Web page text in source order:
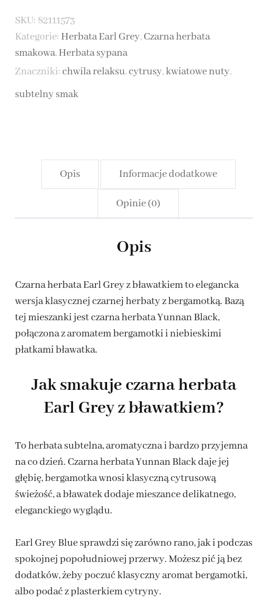
-
czarna
herbata
SKU: 82111573
Kategorie: Herbata Earl Grey,Czarna herbata
smakowa,Herbata sypana
Znaczniki:chwila relaksu,cytrusy,kwiatowe nuty,
subtelny smak
Opis Informacje dodatkowe
Opinie (0)
Opis
Czarna herbata Earl Grey z bławatkiem to elegancka
wersja klasycznej czarnej herbaty z bergamotką. Bazą
tej mieszanki jest czarna herbata Yunnan Black,
połączona z aromatem bergamotki i niebieskimi
płatkami bławatka.
Jak smakuje czarna herbata
Earl Grey z bławatkiem?
To herbata subtelna, aromatyczna i bardzo przyjemna
na co dzień. Czarna herbata Yunnan Black daje jej
głębię, bergamotka wnosi klasyczną cytrusową
świeżość, a bławatek dodaje mieszance delikatnego,
eleganckiego wyglądu.
Earl Grey Blue sprawdzi się zarówno rano, jak i podczas
spokojnej popołudniowej przerwy. Możesz pić ją bez
dodatków, żeby poczuć klasyczny aromat bergamotki,
albo podać z plasterkiem cytryny.